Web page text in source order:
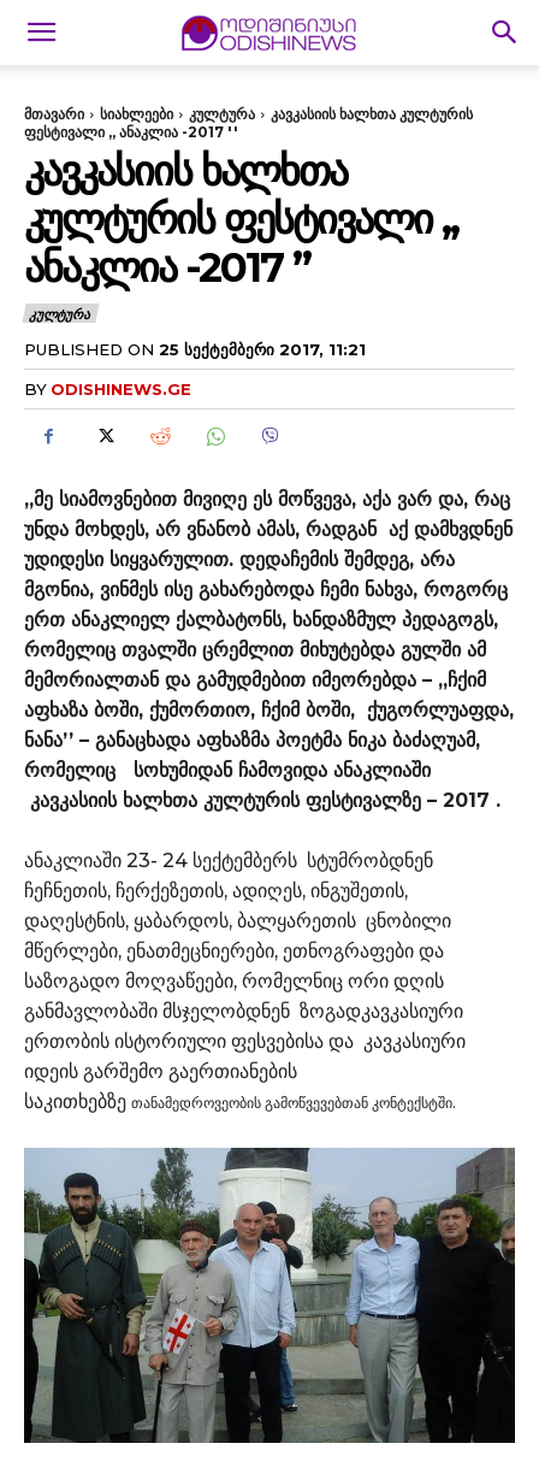
მთავარი სიახლეები კულტურა
კავკასიის ხალხთა კულტურის
ფესტივალი ,, ანაკლია -2017 ''
ᲙᲐᲕᲙᲐᲡᲘᲘᲡ ᲮᲐᲚᲮᲗᲐ
ᲙᲣᲚᲢᲣᲠᲘᲡ ᲤᲔᲡᲢᲘᲕᲐᲚᲘ ,,
ᲐᲜᲐᲙᲚᲘᲐ -2017 ”
ᲙᲣᲚᲢᲣᲠᲐ
PUBLISHED ON 25 ᲡᲔᲥᲢᲔᲛᲑᲔᲠᲘ 2017, 11:21
BY ODISHINEWS.GE
,,მე სიამოვნებით მივიღე ეს მოწვევა, აქა ვარ და, რაც
უნდა მოხდეს, არ ვნანობ ამას, რადგან აქ დამხვდნენ
უდიდესი სიყვარულით. დედაჩემის შემდეგ, არა
მგონია, ვინმეს ისე გახარებოდა ჩემი ნახვა, როგორც
ერთ ანაკლიელ ქალბატონს, ხანდაზმულ პედაგოგს,
რომელიც თვალში ცრემლით მიხუტებდა გულში ამ
მემორიალთან და გამუდმებით იმეორებდა – ,,ჩქიმ
აფხაზა ბოში, ქუმორთიო, ჩქიმ ბოში, ქუგორლუაფდა,
ნანა’’ – განაცხადა აფხაზმა პოეტმა ნიკა ბაძაღუამ,
რომელიც სოხუმიდან ჩამოვიდა ანაკლიაში
კავკასიის ხალხთა კულტურის ფესტივალზე – 2017 .
ანაკლიაში 23- 24 სექტემბერს სტუმრობდნენ
ჩეჩნეთის, ჩერქეზეთის, ადიღეს, ინგუშეთის,
დაღესტნის, ყაბარდოს, ბალყარეთის ცნობილი
მწერლები, ენათმეცნიერები, ეთნოგრაფები და
საზოგადო მოღვაწეები, რომელნიც ორი დღის
განმავლობაში მსჯელობდნენ ზოგადკავკასიური
ერთობის ისტორიული ფესვებისა და კავკასიური
იდეის გარშემო გაერთიანების
საკითხებზე თანამედროვეობის გამოწვევებთან კონტექსტში.